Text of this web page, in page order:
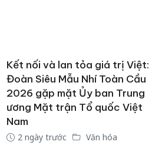
Kết nối và lan tỏa giá trị Việt:
Đoàn Siêu Mẫu Nhí Toàn Cầu
2026 gặp mặt Ủy ban Trung
ương Mặt trận Tổ quốc Việt
Nam
2 ngày trước Văn hóa